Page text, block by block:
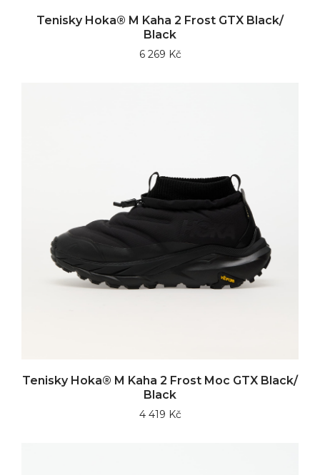
Tenisky Hoka® M Kaha 2 Frost GTX Black/
Black
6 269 Kč
Tenisky Hoka® M Kaha 2 Frost Moc GTX Black/
Black
4 419 Kč